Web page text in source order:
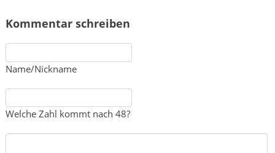
Kommentar schreiben
Name/Nickname
Welche Zahl kommt nach 48?